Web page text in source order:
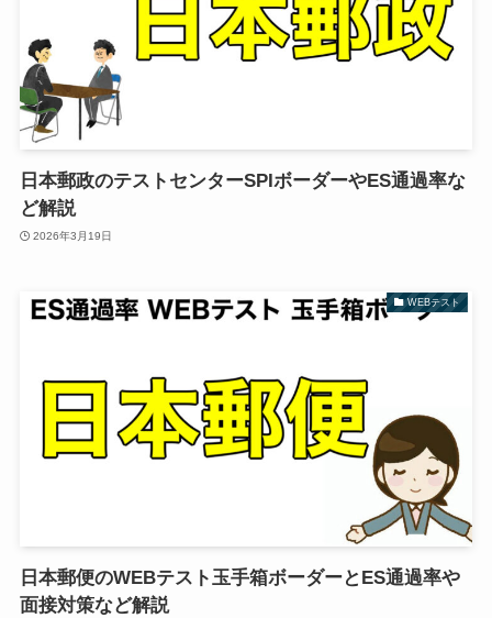
日本郵政のテストセンターSPIボーダーやES通過率な
ど解説
2026年3月19日
WEBテスト
日本郵便のWEBテスト玉手箱ボーダーとES通過率や
面接対策など解説